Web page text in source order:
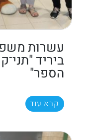
עשרות
ביריד
הספר"
קרא עוד